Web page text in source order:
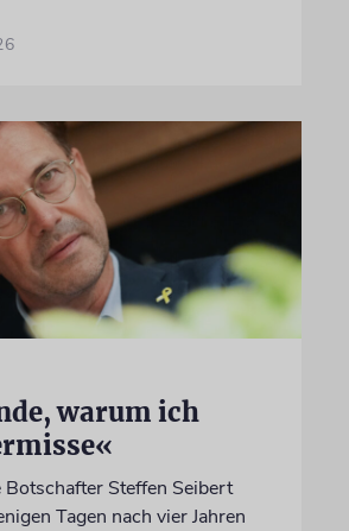
warum ich
Botschafter Steffen Seibert
Tagen nach vier Jahren